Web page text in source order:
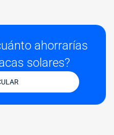
ahorrarías
solares?